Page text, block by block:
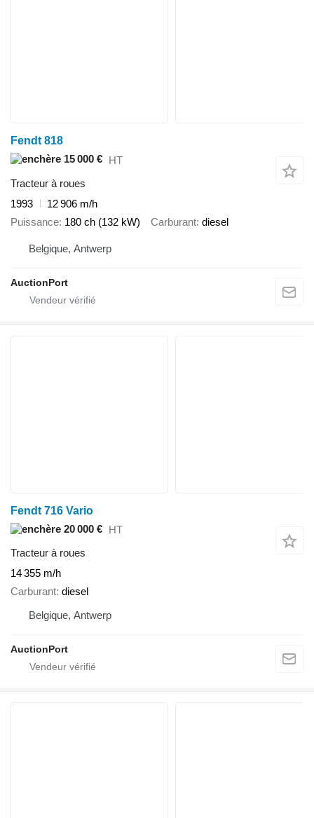
Fendt 818
15 000 € HT
Tracteur à roues
1993
12 906 m/h
Puissance 180 ch (132 kW) Carburant diesel
Belgique, Antwerp
AuctionPort
Fendt 716 Vario
20 000 € HT
Tracteur à roues
14 355 m/h
Carburant diesel
Belgique, Antwerp
AuctionPort